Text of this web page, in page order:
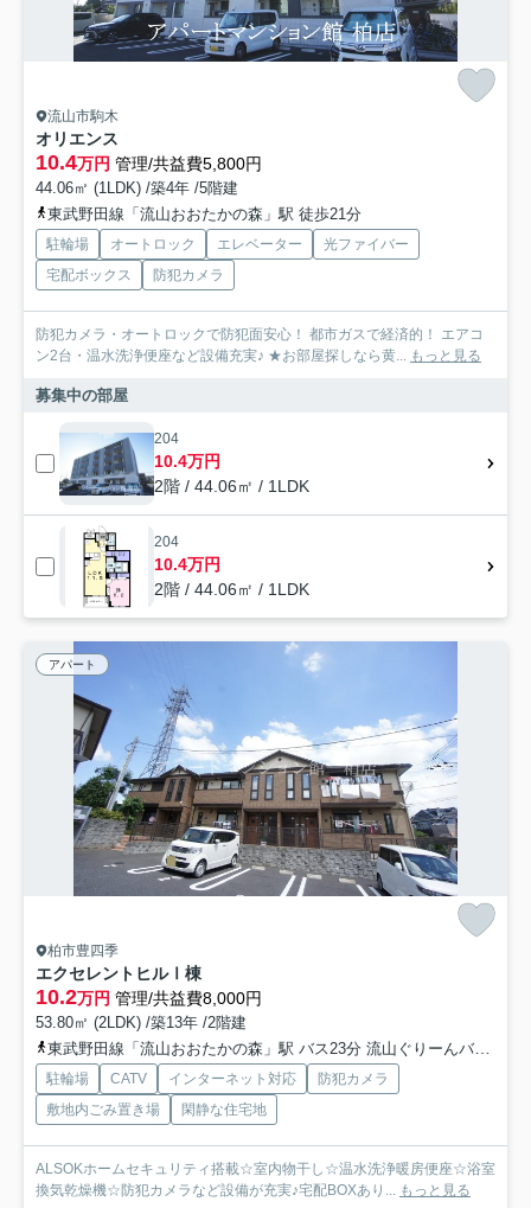
流山市駒木
オリエンス
10.4万円 管理/共益費5,800円
44.06㎡ (1LDK) /築4年 /5階建
東武野田線「流山おおたかの森」駅 徒歩21分
駐輪場 オートロック エレベーター
光ファイバー
宅配ボックス
防犯カメラ
防犯カメラ・オートロックで防犯面安心！ 都市ガスで経済的！ エアコ
ン2台・温水洗浄便座など設備充実♪ ★お部屋探しなら黄... もっと見る
募集中の部屋
204
10.4万円
2階 / 44.06㎡ / 1LDK
204
10.4万円
2階 / 44.06㎡ / 1LDK
アパート
柏市豊四季
エクセレントヒルⅠ棟
10.2万円 管理/共益費8,000円
53.80㎡ (2LDK) /築13年 /2階建
東武野田線「流山おおたかの森」駅 バス23分 流山ぐりーんバス「豊四季第一公園」 停歩8分
駐輪場 CATV インターネット対応
防犯カメラ
敷地内ごみ置き場
閑静な住宅地
ALSOKホームセキュリティ搭載☆室内物干し☆温水洗浄暖房便座☆浴室
換気乾燥機☆防犯カメラなど設備が充実♪宅配BOXあり... もっと見る